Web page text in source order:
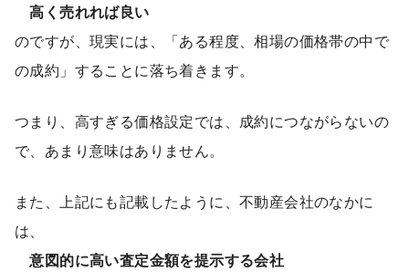
高く売れれば良い
のですが、現実には、「ある程度、相場の価格帯の中で
の成約」することに落ち着きます。
つまり、高すぎる価格設定では、成約につながらないの
で、あまり意味はありません。
また、上記にも記載したように、不動産会社のなかに
は、
意図的に高い査定金額を提示する会社